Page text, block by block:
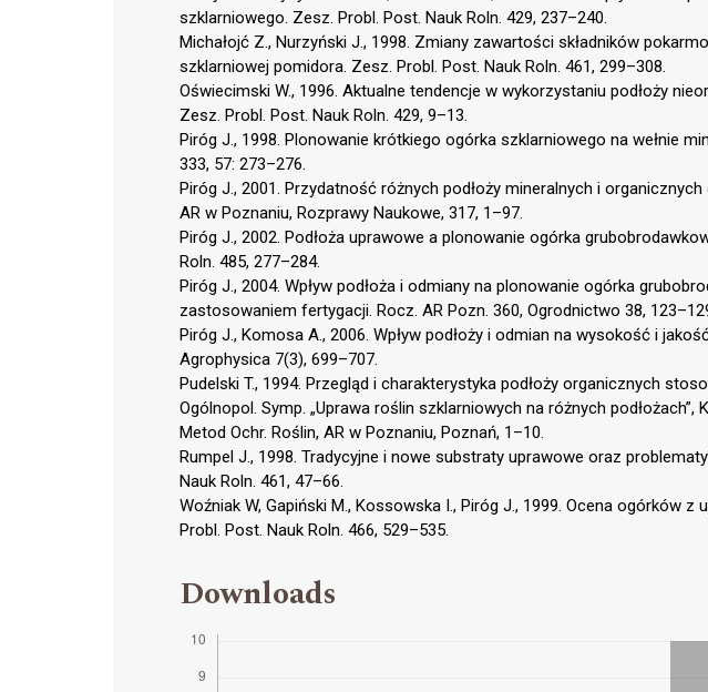
szklarniowego. Zesz. Probl. Post. Nauk Roln. 429, 237–240.
Michałojć Z., Nurzyński J., 1998. Zmiany zawartości składników
szklarniowej pomidora. Zesz. Probl. Post. Nauk Roln. 461, 299–308.
Oświecimski W., 1996. Aktualne tendencje w wykorzystaniu podłoży
Zesz. Probl. Post. Nauk Roln. 429, 9–13.
Piróg J., 1998. Plonowanie krótkiego ogórka szklarniowego na wełnie
333, 57: 273–276.
Piróg J., 2001. Przydatność różnych podłoży mineralnych i
AR w Poznaniu, Rozprawy Naukowe, 317, 1–97.
Piróg J., 2002. Podłoża uprawowe a plonowanie ogórka
Roln. 485, 277–284.
Piróg J., 2004. Wpływ podłoża i odmiany na plonowanie ogórka
zastosowaniem fertygacji. Rocz. AR Pozn. 360, Ogrodnictwo 38,
Piróg J., Komosa A., 2006. Wpływ podłoży i odmian na wysokość i
Agrophysica 7(3), 699–707.
Pudelski T., 1994. Przegląd i charakterystyka podłoży organicznych
Ogólnopol. Symp. „Uprawa roślin szklarniowych na różnych podłożach”,
Metod Ochr. Roślin, AR w Poznaniu, Poznań, 1–10.
Rumpel J., 1998. Tradycyjne i nowe substraty uprawowe oraz
Nauk Roln. 461, 47–66.
Woźniak W, Gapiński M., Kossowska I., Piróg J., 1999. Ocena ogórków
Probl. Post. Nauk Roln. 466, 529–535.
Downloads